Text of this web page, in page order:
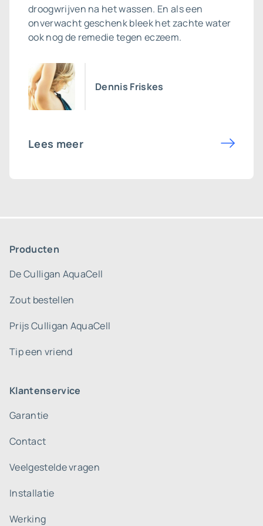
droogwrijven na het wassen. En als een
onverwacht geschenk bleek het zachte water
ook nog de remedie tegen eczeem.
Dennis Friskes
Lees meer
Producten
De Culligan AquaCell
Zout bestellen
Prijs Culligan AquaCell
Tip een vriend
Klantenservice
Garantie
Contact
Veelgestelde vragen
Installatie
Werking